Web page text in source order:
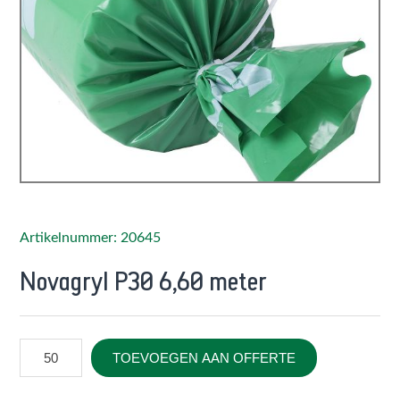
Artikelnummer: 20645
Novagryl P30 6,60 meter
TOEVOEGEN AAN OFFERTE